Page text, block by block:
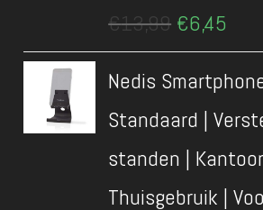
€13,99 Oorspronkelijke
€13,99.
€6,45
€6,45.
Nedis
Standaard |
standen |
Thuisgebruik |